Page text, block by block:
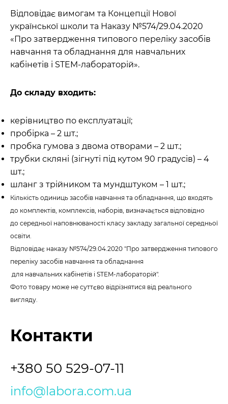
Відповідає вимогам та Концепції Нової
української школи та Наказу №574/29.04.2020
«Про затвердження типового переліку засобів
навчання та обладнання для навчальних
кабінетів і STEM-лабораторій».
До складу входить:
керівництво по експлуатації;
пробірка – 2 шт.;
пробка гумова з двома отворами – 2 шт.;
трубки скляні (зігнуті під кутом 90 градусів) – 4
шт.;
шланг з трійником та мундштуком – 1 шт.;
Кількість одиниць засобів навчання та обладнання, що входять
до комплектів, комплексів, наборів, визначається відповідно
до середньої наповнюваності класу закладу загальної середньої
освіти.
Відповідає наказу №574/29.04.2020 "Про затвердження типового
переліку засобів навчання та обладнання
для навчальних кабінетів і STEM-лабораторій".
Фото товару може не суттєво відрізнятися від реального
вигляду.
Контакти
+380 50 529-07-11
info@labora.com.ua